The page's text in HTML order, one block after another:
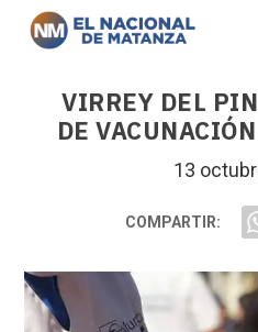
VIRREY DEL
DE
13
COMPARTIR: